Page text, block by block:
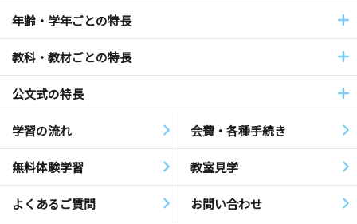
年齢・学年ごとの特長
教科・教材ごとの特長
公文式の特長
学習の流れ 会費・各種手続き
無料体験学習 教室見学
よくあるご質問 お問い合わせ